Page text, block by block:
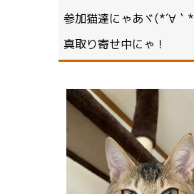
参加猫達にゃあヾ(*´∀
真取り寄せ中にゃ！